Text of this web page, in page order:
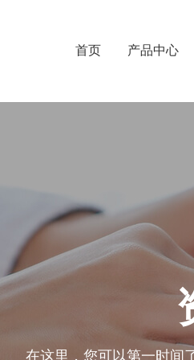
首页 产品中心
在这里，您可以第一时间